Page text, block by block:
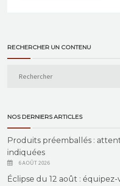
RECHERCHER UN CONTENU
NOS DERNIERS ARTICLES
Produits préemballés :
indiquées
6 AOÛT 2026
Éclipse du 12 août :